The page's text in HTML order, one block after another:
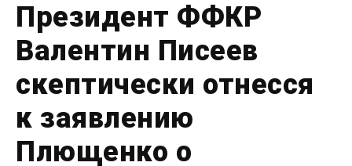
Президент ФФКР
Валентин Писеев
скептически отнесся
к заявлению
Плющенко о